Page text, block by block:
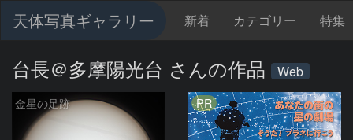
天体写真ギャラリー 新着 カテゴリー 特集
台長＠多摩陽光台 さんの作品 Web
金星の足跡 PR